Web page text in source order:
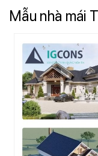
Mẫu nhà mái